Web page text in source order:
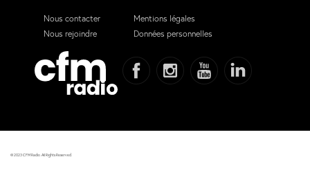
Nous contacter
Nous rejoindre
Mentions légales
Données personnelles
© 2023 CFM Radio. All Rights Reserved.